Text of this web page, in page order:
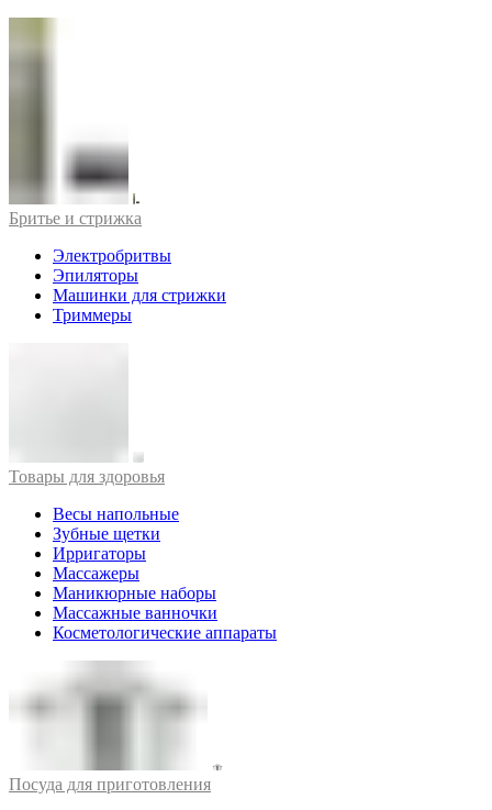
Бритье и стрижка
Электробритвы
Эпиляторы
Машинки для стрижки
Триммеры
Товары для здоровья
Весы напольные
Зубные щетки
Ирригаторы
Массажеры
Маникюрные наборы
Массажные ванночки
Косметологические аппараты
Посуда для приготовления